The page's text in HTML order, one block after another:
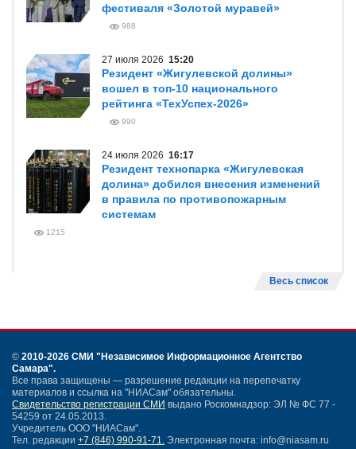
фестиваля «Золотой муравей»
988
27 июля 2026 15:20
Резидент «Жигулевской долины»
вошел в топ-10 национального
рейтинга «ТехУспех-2026»
990
24 июля 2026 16:17
Резидент технопарка «Жигулевская
долина» добился внесения изменений
в правила по противопожарным
системам
1215
Весь список
© 2010-2026 СМИ "Независимое Информационное Агентство
Самара".
Все права защищены — разрешение редакции на перепечатку
материалов и ссылка на "НИАСам" обязательны.
Свидетельство регистрации СМИ выдано Роскомнадзор: ЭЛ № ФС 77 -
54259 от 24.05.2013.
Учредитель ООО "НИАСам".
Тел. редакции +7 (846) 990-91-71. Электронная почта: info@niasam.ru